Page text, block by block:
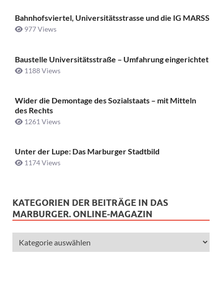
Bahnhofsviertel, Universitätsstrasse und die IG MARSS
977 Views
Baustelle Universitätsstraße ­– Umfahrung eingerichtet
1188 Views
Wider die Demontage des Sozialstaats – mit Mitteln
des Rechts
1261 Views
Unter der Lupe: Das Marburger Stadtbild
1174 Views
KATEGORIEN DER BEITRÄGE IN DAS
MARBURGER. ONLINE-MAGAZIN